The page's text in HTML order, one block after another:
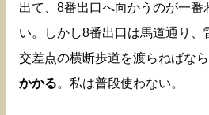
出て、8番出口へ向かうのが一番
い。しかし8番出口は馬道通り、
交差点の横断歩道を渡らねばなら
かかる。私は普段使わない。